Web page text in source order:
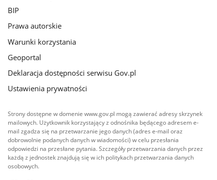
BIP
Prawa autorskie
Warunki korzystania
Geoportal
Deklaracja dostępności serwisu Gov.pl
Ustawienia prywatności
Strony dostępne w domenie www.gov.pl mogą zawierać adresy skrzynek
mailowych. Użytkownik korzystający z odnośnika będącego adresem e-
mail zgadza się na przetwarzanie jego danych (adres e-mail oraz
dobrowolnie podanych danych w wiadomości) w celu przesłania
odpowiedzi na przesłane pytania. Szczegóły przetwarzania danych przez
każdą z jednostek znajdują się w ich politykach przetwarzania danych
osobowych.